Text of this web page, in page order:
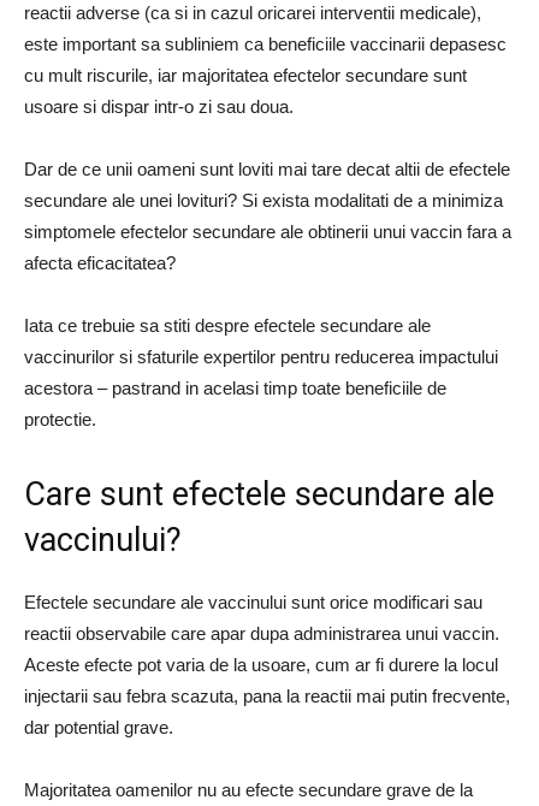
reactii adverse (ca si in cazul oricarei interventii medicale),
este important sa subliniem ca beneficiile vaccinarii depasesc
cu mult riscurile, iar majoritatea efectelor secundare sunt
usoare si dispar intr-o zi sau doua.
Dar de ce unii oameni sunt loviti mai tare decat altii de efectele
secundare ale unei lovituri? Si exista modalitati de a minimiza
simptomele efectelor secundare ale obtinerii unui vaccin fara a
afecta eficacitatea?
Iata ce trebuie sa stiti despre efectele secundare ale
vaccinurilor si sfaturile expertilor pentru reducerea impactului
acestora – pastrand in acelasi timp toate beneficiile de
protectie.
Care sunt efectele secundare ale
vaccinului?
Efectele secundare ale vaccinului sunt orice modificari sau
reactii observabile care apar dupa administrarea unui vaccin.
Aceste efecte pot varia de la usoare, cum ar fi durere la locul
injectarii sau febra scazuta, pana la reactii mai putin frecvente,
dar potential grave.
Majoritatea oamenilor nu au efecte secundare grave de la